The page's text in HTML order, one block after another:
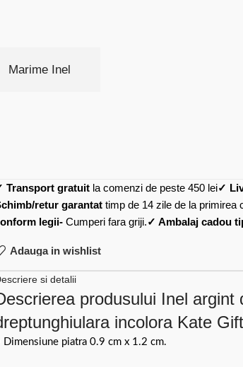
Marime Inel
Transport gratuit la comenzi de peste 450 lei✓
retur garantat timp de 14 zile de la primirea
legii- Cumperi fara griji.✓ Ambalaj cadou
Adauga in wishlist
si detalii
produsului Inel argint
incolora Kate
Dimensiune piatra 0.9 cm x 1.2 cm.